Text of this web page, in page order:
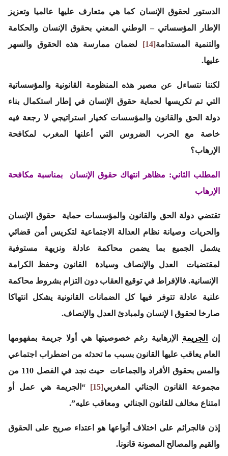
الدستور لحقوق الإنسان كما هي متعارف عليها عالميا وتعزيز
الإطار المؤسساتي – الوطني المعني بحقوق الإنسان والحكامة
والتنمية المستدامة[14]
لضمان ممارسة هذه الحقوق والسهر
عليها.
لكننا نتساءل عن مصير هذه المنظومة القانونية والمؤسساتية
التي تم تكريسها لحماية حقوق الإنسان في إطار استكمال بناء
دولة الحق والقانون والمؤسسات كخيار استراتيجي لا رجعة فيه
خاصة مع الحرب الضروس التي أعلنها المغرب لمكافحة
الإرهاب؟
المطلب الثاني: مظاهر انتهاك حقوق الإنسان بمناسبة مكافحة
الإرهاب
تقتضي دولة الحق والقانون والمؤسسات حماية حقوق الإنسان
والحريات وصيانة نظام العدالة الاجتماعية لتكريس أمن قضائي
يشمل الجميع بما يضمن محاكمة عادلة ونزيهة مستوفية
لمقتضيات العدل والإنصاف وسيادة القانون وحفظ الكرامة
الإنسانية. فالإفراط في توقيع العقاب دون التزام بشروط محاكمة
علنية عادلة تتوفر فيها كل الضمانات القانونية يشكل انتهاكا
صارخا لحقوق ا لإنسان ولمبادئ العدل والإنصاف.
إن الجريمة الإرهابية رغم خصوصيتها هي أولا جريمة بمفهومها
العام يعاقب عليها القانون بسبب ما تحدثه من اضطراب اجتماعي
والمس بحقوق الأفراد والجماعات حيث نجد في الفصل 110 من
مجموعة القانون الجنائي المغربي[15]
“الجريمة هي عمل أو
امتناع مخالف للقانون الجنائي ومعاقب عليه”.
إذن فالجرائم على اختلاف أنواعها هو اعتداء صريح على الحقوق
والقيم والمصالح المصونة قانونا.